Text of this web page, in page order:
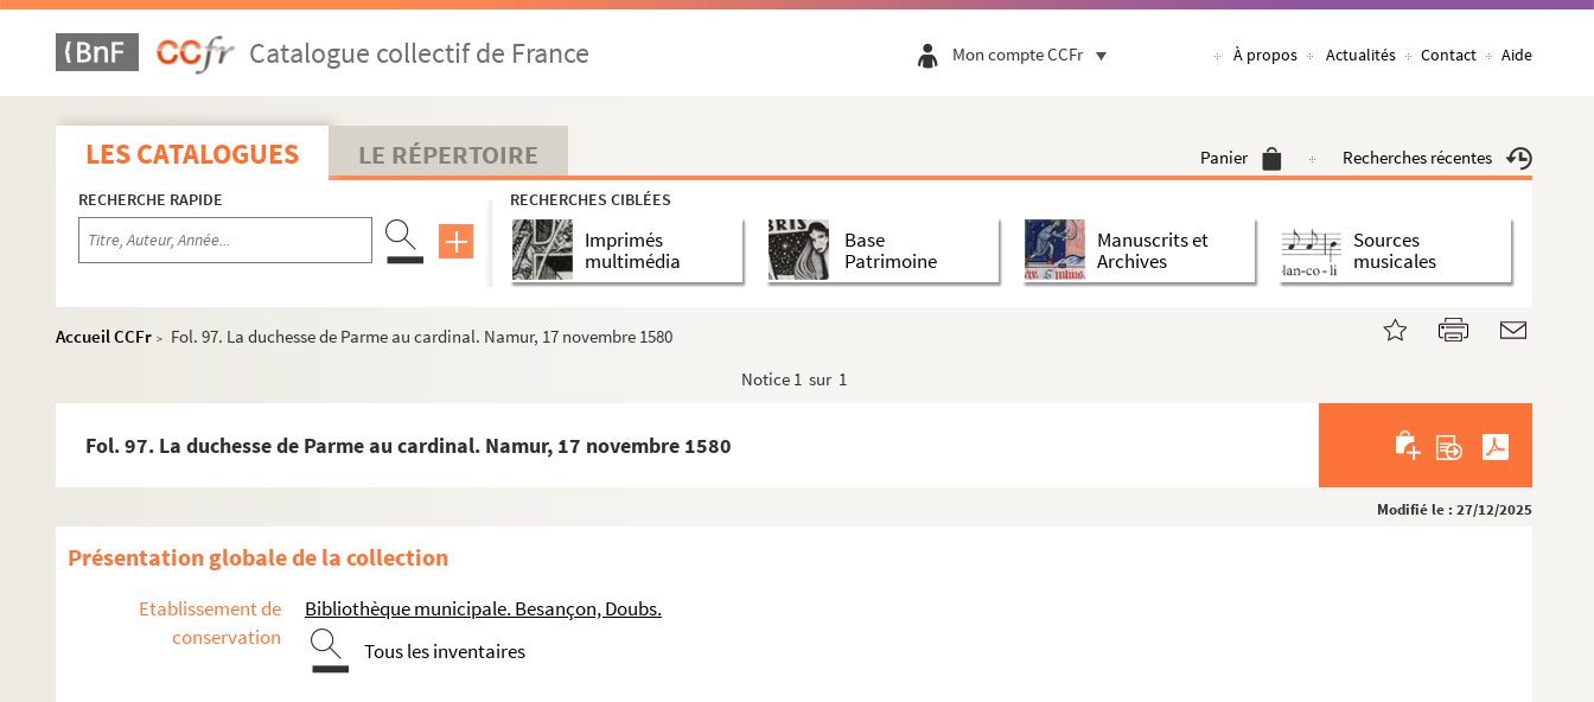
Catalogue collectif de France Mon compte CCFr À propos Actualités Contact Aide
LES CATALOGUES LE RÉPERTOIRE Panier Recherches récentes
RECHERCHE RAPIDE RECHERCHES CIBLÉES
Imprimés
multimédia
Base
Patrimoine
Manuscrits et
Archives
Sources
musicales
Accueil CCFr >
Fol. 97. La duchesse de Parme au cardinal. Namur, 17 novembre 1580
Notice 1 sur 1
Fol. 97. La duchesse de Parme au cardinal. Namur, 17 novembre 1580
Modifié le : 27/12/2025
Présentation globale de la collection
Etablissement de
conservation
Bibliothèque municipale. Besançon, Doubs.
Tous les inventaires
Fol. 19. Christine de Lorraine au cardinal. Tortone, 23 juillet 1579
Fol. 21. Le duc Eric de Brunswick au roi Philippe II. Madrid, 24 octobre 1579
Fol. 23. Minute de lettre de la main du cardinal adressée, au nom du roi, au duc de Parme. Madrid, 30 novembr...
Fol. 27. Copie de cette minute
Fol. 31. « Déclarations faictes par les s électeurs et autres députtez de l'Empire sur la pacification des ...
Fol. 37. Le roi Philippe II à la duchesse de Parme. Madrid, 7 décembre 1579
Fol. 41. La duchesse de Parme au cardinal. 9 décembre 1579
Fol. 43. Le cardinal à la duchesse de Parme. Madrid, 3 janvier 1580
Fol. 58. La duchesse de Parme au cardinal. Parme, 18 mars 1580
Fol. 65. Le cardinal au roi Philippe II. Madrid, 13 avril 1580. Autogr., annoté par le roi
Fol. 69. Proposition à faire au duc de Brunswick
Fol. 76. Mémoire pour l'éclaircissement du point de la rançon du maréchal de Saint-André